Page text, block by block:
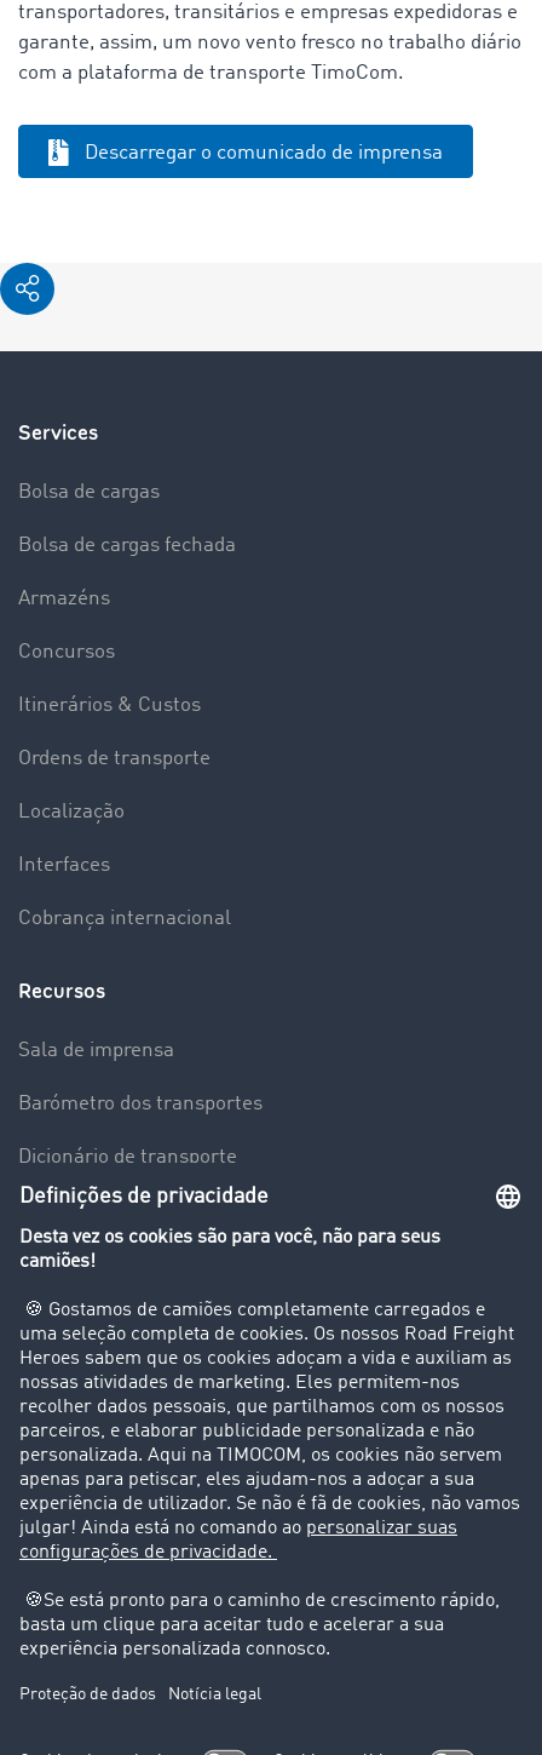
transportadores, transitários e empresas expedidoras e
garante, assim, um novo vento fresco no trabalho diário
com a plataforma de transporte TimoCom.
Descarregar o comunicado de imprensa
Services
Bolsa de cargas
Bolsa de cargas fechada
Armazéns
Concursos
Itinerários & Custos
Ordens de transporte
Localização
Interfaces
Cobrança internacional
Recursos
Sala de imprensa
Barómetro dos transportes
Dicionário de transporte
Visão geral da Bolsa de Cargas
Clientes recomendam clientes
Casos de sucesso
Suporte
Suporte
Avisos legais
Ficha técnica
Condições Gerais